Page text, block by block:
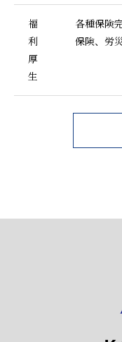
福
利
厚
生
各種保険
保険、労